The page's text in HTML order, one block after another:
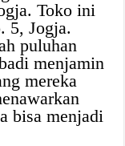
Toko ini
5, Jogja.
puluhan
menjamin
mereka
bisa menjadi